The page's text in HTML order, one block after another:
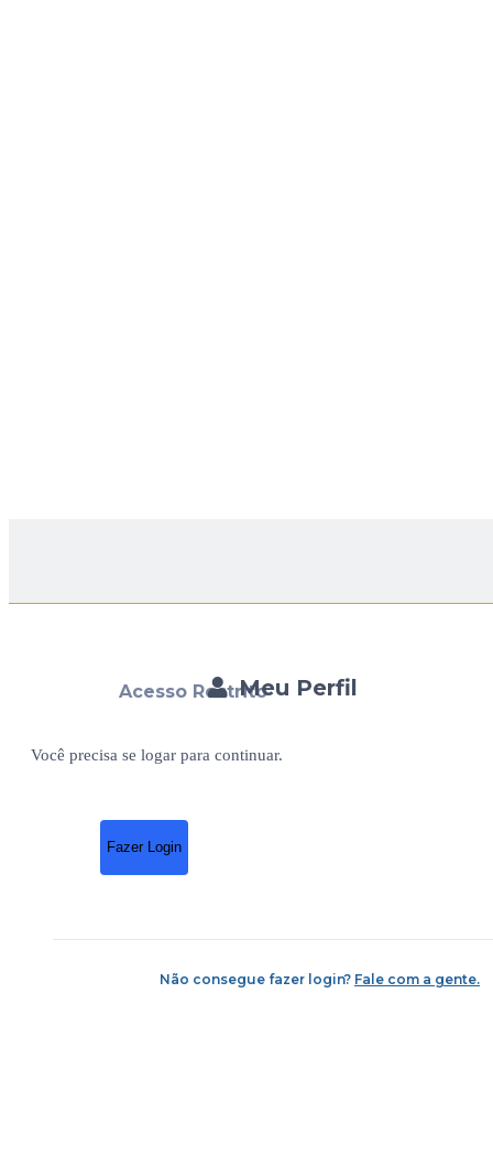
Meu Perfil
Acesso Restrito
Você precisa se logar para continuar.
Fazer Login
Não consegue fazer login? Fale com a gente.